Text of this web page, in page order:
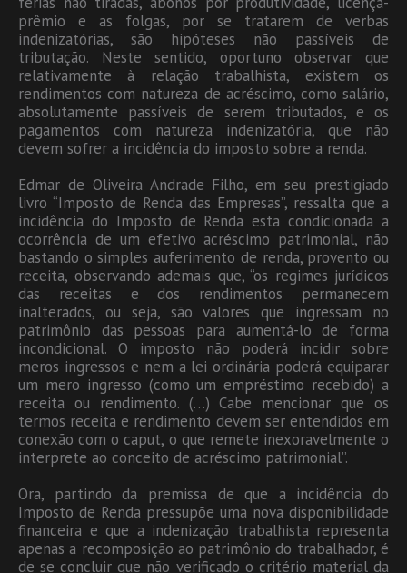
prêmio e as folgas, por se tratarem de verbas
indenizatórias, são hipóteses não passíveis de
tributação. Neste sentido, oportuno observar que
relativamente à relação trabalhista, existem os
rendimentos com natureza de acréscimo, como salário,
absolutamente passíveis de serem tributados, e os
pagamentos com natureza indenizatória, que não
devem sofrer a incidência do imposto sobre a renda.
Edmar de Oliveira Andrade Filho, em seu prestigiado
livro “Imposto de Renda das Empresas”, ressalta que a
incidência do Imposto de Renda esta condicionada a
ocorrência de um efetivo acréscimo patrimonial, não
bastando o simples auferimento de renda, provento ou
receita, observando ademais que, “os regimes jurídicos
das receitas e dos rendimentos permanecem
inalterados, ou seja, são valores que ingressam no
patrimônio das pessoas para aumentá-lo de forma
incondicional. O imposto não poderá incidir sobre
meros ingressos e nem a lei ordinária poderá equiparar
um mero ingresso (como um empréstimo recebido) a
receita ou rendimento. (…) Cabe mencionar que os
termos receita e rendimento devem ser entendidos em
conexão com o caput, o que remete inexoravelmente o
interprete ao conceito de acréscimo patrimonial”.
Ora, partindo da premissa de que a incidência do
Imposto de Renda pressupõe uma nova disponibilidade
financeira e que a indenização trabalhista representa
apenas a recomposição ao patrimônio do trabalhador, é
de se concluir que não verificado o critério material da